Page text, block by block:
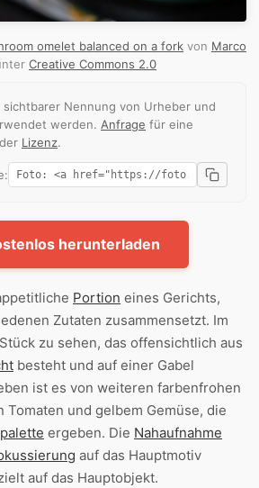
omelet balanced on a fork von Marco
Creative Commons 2.0
sichtbarer Nennung von Urheber und
werden. Anfrage für eine
Lizenz.
herunterladen
Portion eines Gerichts,
Zutaten zusammensetzt. Im
zu sehen, das offensichtlich aus
besteht und auf einer Gabel
ist es von weiteren farbenfrohen
Tomaten und gelbem Gemüse, die
ergeben. Die Nahaufnahme
auf das Hauptmotiv
auf das Hauptobjekt.